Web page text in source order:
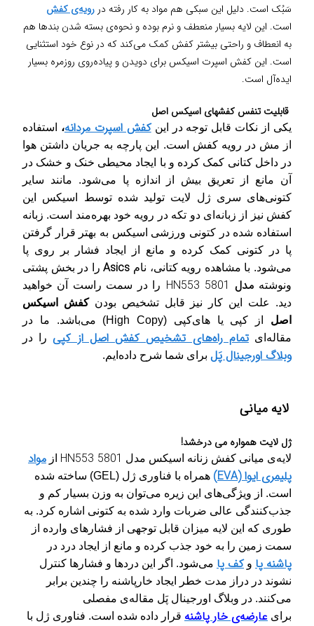
سَبُک است. دلیل این سبکی هم مواد به کار رفته در رویه‌ی کفش
است. این لایه بسیار منعطف و نرم بوده و نحوه‌ی بسته شدن بندها هم
به انعطاف و راحتی بیشتر کفش کمک می‌کند که در نوع خود استثنایی
است. این کفش اسپرت اسیکس برای دویدن و پیاده‌روی روزمره بسیار
ایده‌آل است.
قابلیت تنفس کفشهای اسیکس اصل
یکی از نکات قابل توجه در اینکفش اسپرت مردانه،
استفاده
از مش در رویه کفش است. این پارچه به جریان داشتن هوا
در داخل کتانی کمک کرده و با ایجاد محیطی خنک و خشک در
آن مانع از تعریق بیش از اندازه پا می‌شود. مانند سایر
کتونی‌های سری ژل لایت تولید شده توسط اسیکس این
کفش نیز از زبانه‌ای دو تکه در رویه خود بهره‌مند است. زبانه
استفاده شده در کتونی ورزشی اسیکس به بهتر قرار گرفتن
پا در کتونی کمک کرده و مانع از ایجاد فشار بر روی پا
می‌شود. با مشاهده رویه کتانی، نام Asicsرا در بخش پشتی
ونوشته مدل HN553 5801 را در
سمت راست آن خواهید
دید. علت این کار نیز قابل تشخیص بودن کفش اسیکس
اصل
از کپی یا های‌کپی (High Copy) می‌باشد. ما در
مقاله‌ای تمام راه‌های تشخیص کفش اصل از کپی را در
وبلاگ اورجینال پَل برای شما شرح داده‌ایم.
لایه میانی
ژل لایت همواره می‌ درخشد!
لایه‌ی میانی کفش زنانه اسیکس مدل HN553 5801 از مواد
پلیمری ایوا (EVA)
همراه با فناوری ژل (GEL) ساخته شده
است. از ویژگی‌های این زیره می‌توان به وزن بسیار کم و
جذب‌کنندگی عالی ضربات وارد شده به کتونی اشاره کرد. به
طوری که این لایه میزان قابل توجهی از فشار‌های وارده از
سمت زمین را به خود جذب کرده و مانع از ایجاد درد در
پاشنه پا وکف پا می‌شود. اگر این دردها و فشارها کنترل
نشوند در دراز مدت خطر ایجاد خارپاشنه را چندین برابر
می‌کنند. در وبلاگ اورجینال پَل مقاله‌ی مفصلی
برای عارضه‌ی خار پاشنه قرار داده شده است. فناوری ژل با